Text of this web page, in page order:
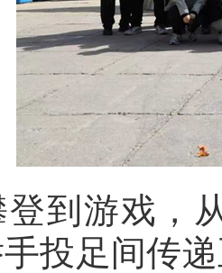
游戏，从
投足间传